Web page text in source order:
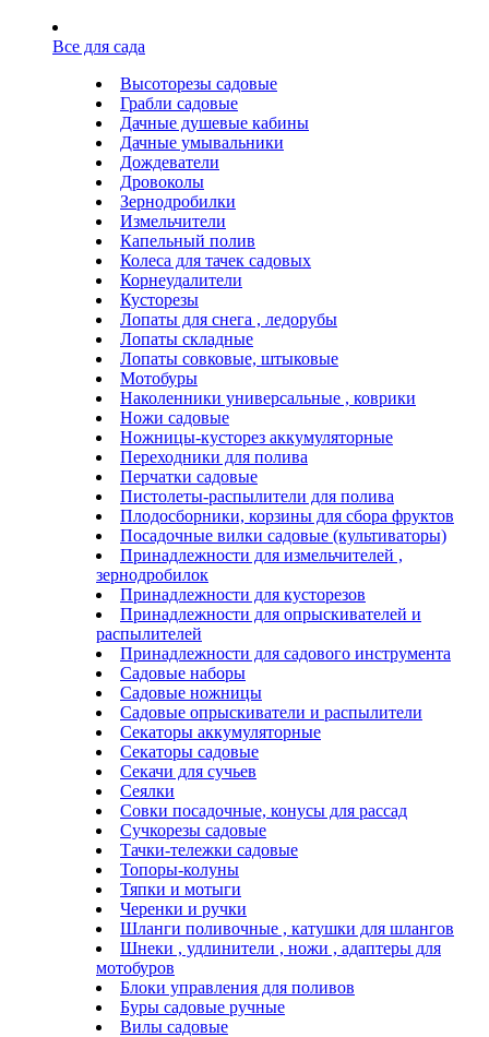
Все для сада
Высоторезы садовые
Грабли садовые
Дачные душевые кабины
Дачные умывальники
Дождеватели
Дровоколы
Зернодробилки
Измельчители
Капельный полив
Колеса для тачек садовых
Корнеудалители
Кусторезы
Лопаты для снега , ледорубы
Лопаты складные
Лопаты совковые, штыковые
Мотобуры
Наколенники универсальные , коврики
Ножи садовые
Ножницы-кусторез аккумуляторные
Переходники для полива
Перчатки садовые
Пистолеты-распылители для полива
Плодосборники, корзины для сбора фруктов
Посадочные вилки садовые (культиваторы)
Принадлежности для измельчителей ,
зернодробилок
Принадлежности для кусторезов
Принадлежности для опрыскивателей и
распылителей
Принадлежности для садового инструмента
Садовые наборы
Садовые ножницы
Садовые опрыскиватели и распылители
Секаторы аккумуляторные
Секаторы садовые
Секачи для сучьев
Сеялки
Совки посадочные, конусы для рассад
Сучкорезы садовые
Тачки-тележки садовые
Топоры-колуны
Тяпки и мотыги
Черенки и ручки
Шланги поливочные , катушки для шлангов
Шнеки , удлинители , ножи , адаптеры для
мотобуров
Блоки управления для поливов
Буры садовые ручные
Вилы садовые